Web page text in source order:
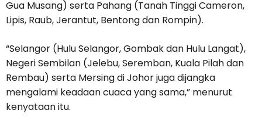
Gua Musang) serta Pahang (Tanah Tinggi Cameron,
Lipis, Raub, Jerantut, Bentong dan Rompin).
“Selangor (Hulu Selangor, Gombak dan Hulu Langat),
Negeri Sembilan (Jelebu, Seremban, Kuala Pilah dan
Rembau) serta Mersing di Johor juga dijangka
mengalami keadaan cuaca yang sama,” menurut
kenyataan itu.